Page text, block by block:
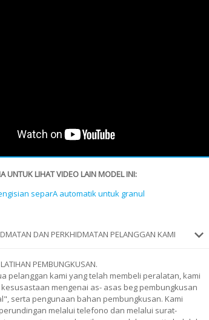
UNTUK LIHAT VIDEO LAIN MODEL INI:
separA automatik untuk granul
DAN PERKHIDMATAN PELANGGAN KAMI
PEMBUNGKUSAN.
pelanggan kami yang telah membeli peralatan, kami
mengenai as- asas beg pembungkusan
serta pengunaan bahan pembungkusan. Kami
melalui telefono dan melalui surat-